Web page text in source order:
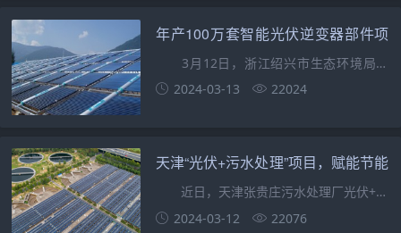
年产100万套智能光伏逆变器部件项
目落户浙江绍兴！
3月12日，浙江绍兴市生态环境局受
理浙江威奇亚智能科技有限公司年产100
2024-03-13 22024
天津“光伏+污水处理”项目，赋能节能
减排更高效！
近日，天津张贵庄污水处理厂光伏+污
水处理的分布式水光互补项目（一期）实
2024-03-12 22076